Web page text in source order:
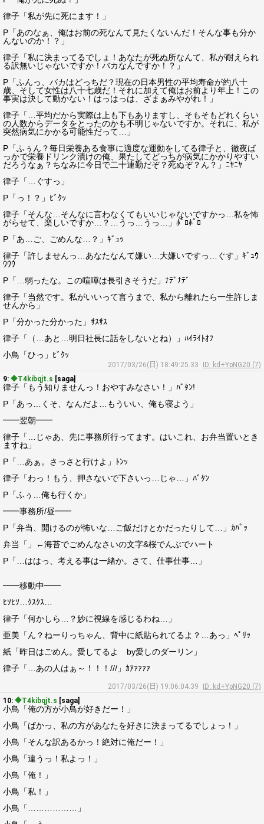
律子「私が先に死にます！」
P「あのなぁ、俺はお前の死なんて見たくないんだ！そんな事も分か
んないのか！？」
律子「私に決まってるでしょ！あなたが死ぬ所なんて、私が耐えられ
る訳無いじゃないですか！バカなんですか！？」
P「ふんっ、バカはどっちだ？現在の日本男性の平均寿命が約八十
歳、そして女性は八十七歳だ！それに加えて俺はお前より年上！この
事実は決して動かない！はっはっは、ざまぁみやがれ！」
律子「…平均だから実際は上も下もありますし、そもそもどれくらい
の人数からデータをとったのかも不明じゃないですか。それに、私が
突然病気にかかる可能性だって…」
P「ふぅん？毎日栄養ある食事に適度な運動をしてる律子と、徹夜ば
っかで栄養ドリンク漬けの俺、果たしてどっちが病気にかかりやすい
だろうなぁ？ちなみに今日で二十連勤だぞ？死ぬぞ？ん？」ﾆﾔﾆﾔ
律子「…ぐすっ」
P「っ！？」ﾋﾞｸｯ
律子「そんな…そんなに言わなくてもいいじゃないですかっ…私を怖
がらせて、楽しいですか…？…うっ…うっ…」ﾎﾟﾛﾎﾟﾛ
P「あ…ご、ごめんな…？」ｷﾞｭｯ
律子「許しませんっ…あなたなんて嫌い…大嫌いですっ…ぐす」ｷﾞｭｳ
ｳｳｳ
P「…弱ったな。この喧嘩は長引きそうだ」ﾅﾃﾞﾅﾃﾞ
律子「当然です。私がいいって言うまで、私から離れたら一生許しま
せんから」
P「分かった分かった」ｻｽｻｽ
律子「（…あと…明日社長に話をしないとね）」ﾊｲﾗｲﾄｵﾌ
小鳥「ひっ」ﾋﾞｸｯ
2017/03/26(日) 18:49:25.33
ID: kd+YpNG20 (7)
9: ◆T4kibqjt.s [saga]
律子「もう知りませんっ！おやすみなさい！」ﾊﾞﾀﾝ!
P「あっ…くそ、なんだよ…もういい、俺も寝よう」
━━翌朝━━
律子「…じゃあ、先に事務所行ってます。はいこれ、お弁当置いとき
ますね」
P「…あぁ。さっさと行けよ」ﾄﾝｯ
律子「わっ！もう、押さないで下さいっ…じゃ…」ﾊﾞﾀﾝ
P「ふぅ…俺も行くか」
━━事務所/昼━━
P「弁当、開けるのが怖いな…ご飯だけとかだったりして…」ｶﾊﾟｯ
弁当「」←海苔でごめんなさいの文字&桜でんぶでハート
P「…ははっ、考える事は一緒か。さて、仕事仕事…」
━━移動中━━
ﾋｿﾋｿ…ｸｽｸｽ…
律子「何かしら…？妙に視線を感じるわね…」
亜美「ん？ねーりっちゃん、背中に紙貼られてるよ？…あっ」ﾍﾟﾘｯ
紙「昨日はごめん。愛してるよ by愛しのダーリン」
律子「…あの人はぁ～！！！///」ｶｱｧｧｧｧ
2017/03/26(日) 19:06:04.39
ID: kd+YpNG20 (7)
10: ◆T4kibqjt.s [saga]
小鳥「俺の方が小鳥が好きだー！」
小鳥「ばかっ、私の方があなたを好きに決まってるでしょっ！」
小鳥「そんな訳あるかっ！絶対に俺だー！」
小鳥「違うっ！私よっ！」
小鳥「俺！」
小鳥「私！」
小鳥「………………」